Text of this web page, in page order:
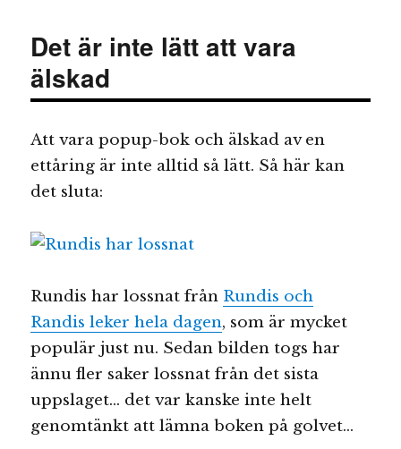
Det är inte lätt att vara
älskad
Att vara popup-bok och älskad av en
ettåring är inte alltid så lätt. Så här kan
det sluta:
Rundis har lossnat från Rundis och
Randis leker hela dagen, som är mycket
populär just nu. Sedan bilden togs har
ännu fler saker lossnat från det sista
uppslaget… det var kanske inte helt
genomtänkt att lämna boken på golvet…